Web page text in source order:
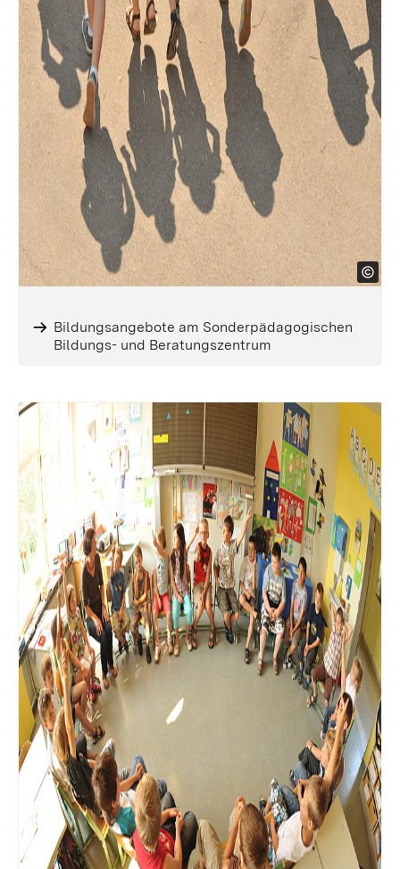
Bildungsangebote am Sonderpädagogischen
Bildungs- und Beratungszentrum